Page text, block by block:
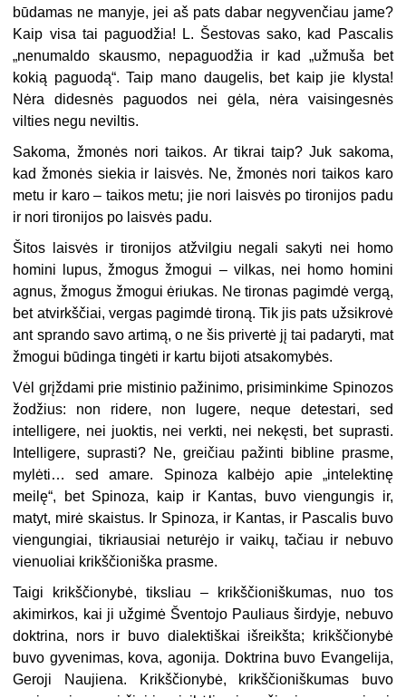
būdamas ne manyje, jei aš pats dabar negyvenčiau jame?
Kaip visa tai paguodžia! L. Šestovas sako, kad Pascalis
„nenumaldo skausmo, nepaguodžia ir kad „užmuša bet
kokią paguodą“. Taip mano daugelis, bet kaip jie klysta!
Nėra didesnės paguodos nei gėla, nėra vaisingesnės
vilties negu neviltis.
Sakoma, žmonės nori taikos. Ar tikrai taip? Juk sakoma,
kad žmonės siekia ir laisvės. Ne, žmonės nori taikos karo
metu ir karo – taikos metu; jie nori laisvės po tironijos padu
ir nori tironijos po laisvės padu.
Šitos laisvės ir tironijos atžvilgiu negali sakyti nei homo
homini lupus, žmogus žmogui – vilkas, nei homo homini
agnus, žmogus žmogui ėriukas. Ne tironas pagimdė vergą,
bet atvirkščiai, vergas pagimdė tironą. Tik jis pats užsikrovė
ant sprando savo artimą, o ne šis privertė jį tai padaryti, mat
žmogui būdinga tingėti ir kartu bijoti atsakomybės.
Vėl grįždami prie mistinio pažinimo, prisiminkime Spinozos
žodžius: non ridere, non lugere, neque detestari, sed
intelligere, nei juoktis, nei verkti, nei nekęsti, bet suprasti.
Intelligere, suprasti? Ne, greičiau pažinti bibline prasme,
mylėti… sed amare. Spinoza kalbėjo apie „intelektinę
meilę“, bet Spinoza, kaip ir Kantas, buvo viengungis ir,
matyt, mirė skaistus. Ir Spinoza, ir Kantas, ir Pascalis buvo
viengungiai, tikriausiai neturėjo ir vaikų, tačiau ir nebuvo
vienuoliai krikščioniška prasme.
Taigi krikščionybė, tiksliau – krikščioniškumas, nuo tos
akimirkos, kai ji užgimė Šventojo Pauliaus širdyje, nebuvo
doktrina, nors ir buvo dialektiškai išreikšta; krikščionybė
buvo gyvenimas, kova, agonija. Doktrina buvo Evangelija,
Geroji Naujiena. Krikščionybė, krikščioniškumas buvo